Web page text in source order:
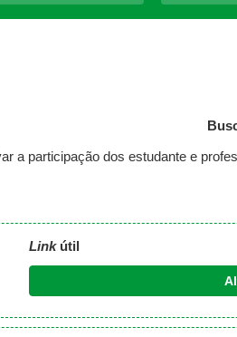
a participação dos estudante e
Linkútil